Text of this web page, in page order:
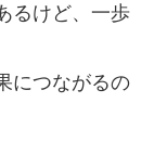
るけど、一歩
につながるの